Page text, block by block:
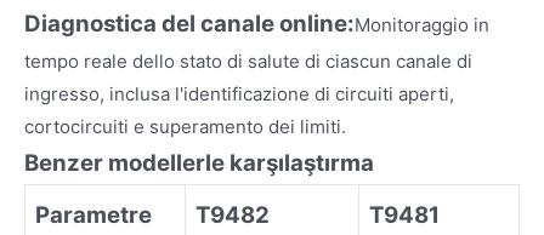
Diagnostica del canale online:Monitoraggio in
tempo reale dello stato di salute di ciascun canale di
ingresso, inclusa l'identificazione di circuiti aperti,
cortocircuiti e superamento dei limiti.
Benzer modellerle karşılaştırma
Parametre
T9482 T9481